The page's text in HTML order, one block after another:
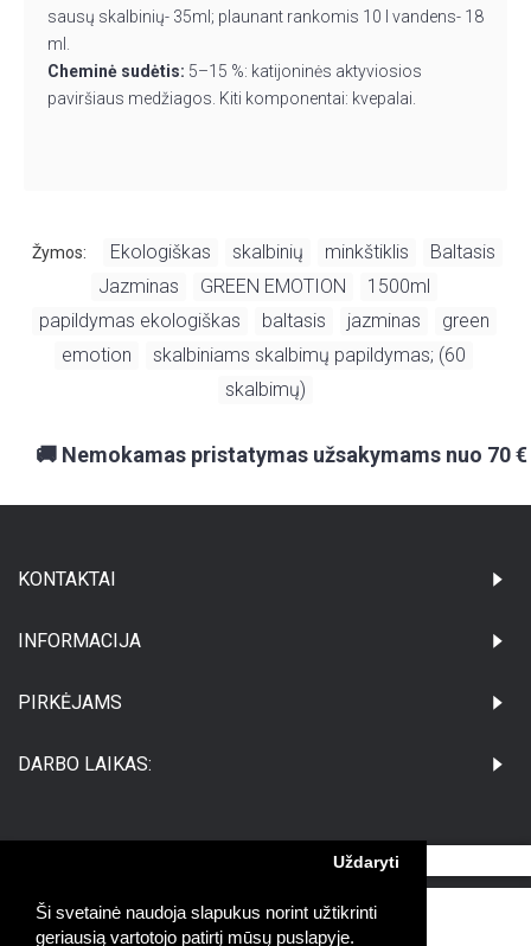
Ši svetainė naudoja slapukus norint užtikrinti
geriausią vartotojo patirtį mūsų puslapyje.
Uždaryti
sausų skalbinių- 35ml; plaunant rankomis 10 l vandens- 18
ml.
Cheminė sudėtis: 5–15 %: katijoninės aktyviosios
paviršiaus medžiagos. Kiti komponentai: kvepalai.
Žymos: Ekologiškas skalbinių minkštiklis Baltasis
Jazminas GREEN EMOTION 1500ml
papildymas ekologiškas baltasis jazminas green
emotion skalbiniams skalbimų papildymas; (60
skalbimų)
🚚 Nemokamas pristatymas užsakymams nuo 70 €
KONTAKTAI
INFORMACIJA
PIRKĖJAMS
DARBO LAIKAS:
©Visos teisės saugomos UAB Medikatus